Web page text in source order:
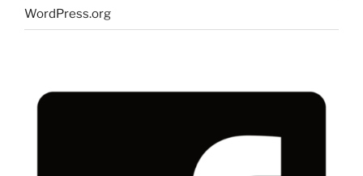
WordPress.org